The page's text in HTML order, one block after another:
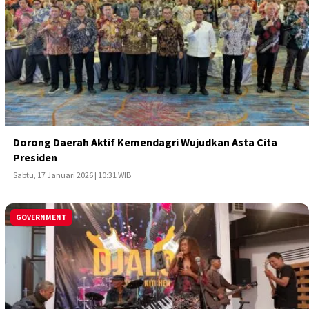
Dorong Daerah Aktif Kemendagri Wujudkan Asta Cita
Presiden
Sabtu, 17 Januari 2026 | 10:31 WIB
GOVERNMENT